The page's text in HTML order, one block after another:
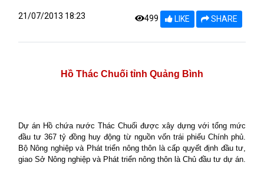
21/07/2013 18:23 499 LIKE SHARE
Hồ Thác Chuối tỉnh Quảng Bình
Dự án Hồ chứa nước Thác Chuối được xây dựng với tổng mức
đầu tư 367 tỷ đồng huy động từ nguồn vốn trái phiếu Chính phủ.
Bộ Nông nghiệp và Phát triển nông thôn là cấp quyết định đầu tư,
giao Sở Nông nghiệp và Phát triển nông thôn là Chủ đầu tư dự án.